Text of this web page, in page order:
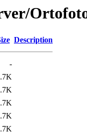
Description
-